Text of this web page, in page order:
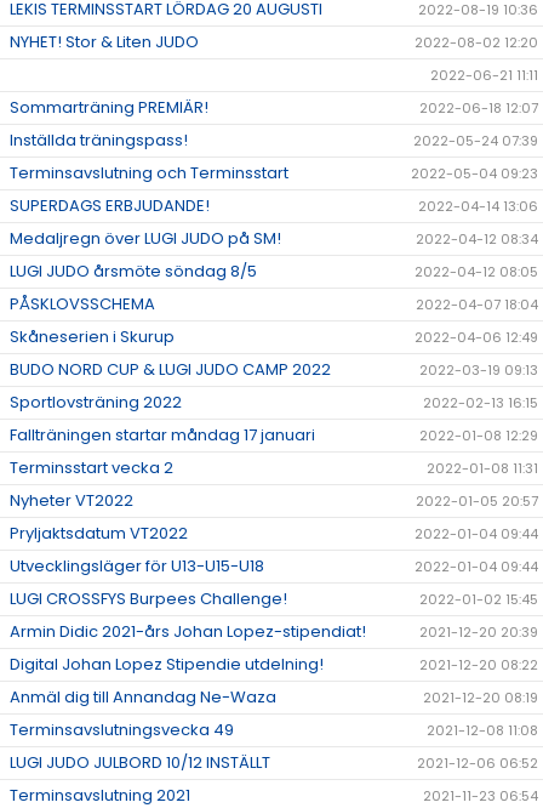
LEKIS TERMINSSTART LÖRDAG 20 AUGUSTI 2022-08-19 10:36
NYHET! Stor & Liten JUDO
2022-08-02 12:20
2022-06-21 11:11
Sommarträning PREMIÄR! 2022-06-18 12:07
Inställda träningspass! 2022-05-24 07:39
Terminsavslutning och Terminsstart 2022-05-04 09:23
SUPERDAGS ERBJUDANDE! 2022-04-14 13:06
Medaljregn över LUGI JUDO på SM! 2022-04-12 08:34
LUGI JUDO årsmöte söndag 8/5 2022-04-12 08:05
PÅSKLOVSSCHEMA 2022-04-07 18:04
Skåneserien i Skurup 2022-04-06 12:49
BUDO NORD CUP & LUGI JUDO CAMP 2022 2022-03-19 09:13
Sportlovsträning 2022 2022-02-13 16:15
Fallträningen startar måndag 17 januari 2022-01-08 12:29
Terminsstart vecka 2 2022-01-08 11:31
Nyheter VT2022 2022-01-05 20:57
Pryljaktsdatum VT2022 2022-01-04 09:44
Utvecklingsläger för U13-U15-U18 2022-01-04 09:44
LUGI CROSSFYS Burpees Challenge! 2022-01-02 15:45
Armin Didic 2021-års Johan Lopez-stipendiat! 2021-12-20 20:39
Digital Johan Lopez Stipendie utdelning! 2021-12-20 08:22
Anmäl dig till Annandag Ne-Waza 2021-12-20 08:19
Terminsavslutningsvecka 49 2021-12-08 11:08
LUGI JUDO JULBORD 10/12 INSTÄLLT 2021-12-06 06:52
Terminsavslutning 2021 2021-11-23 06:54